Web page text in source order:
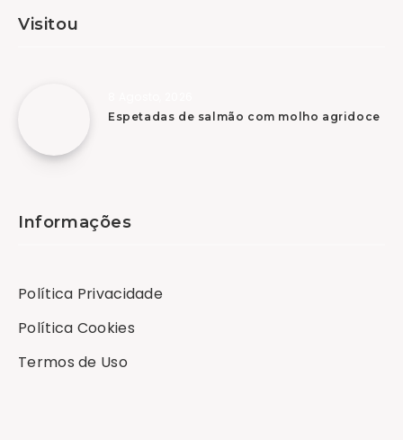
Visitou
Espetadas de salmão com molho agridoce
Informações
Política Privacidade
Política Cookies
Termos de Uso